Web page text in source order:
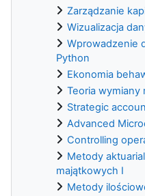
Zarządzanie
Wizualizacja
Wprowadzenie
Python
Ekonomia
Teoria
Strategic
Advanced
Controlling
Metody
majątkowych I
Metody